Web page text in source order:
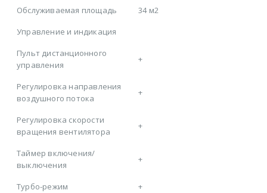
Обслуживаемая площадь
34 м2
Управление и индикация
Пульт дистанционного
управления
+
Регулировка направления
воздушного потока
+
Регулировка скорости
вращения вентилятора
+
Таймер включения/
выключения
+
Турбо-режим
+